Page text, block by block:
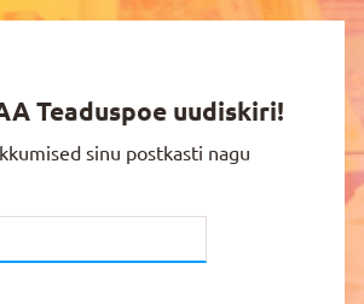
Teaduspoe uudiskiri!
sinu postkasti nagu